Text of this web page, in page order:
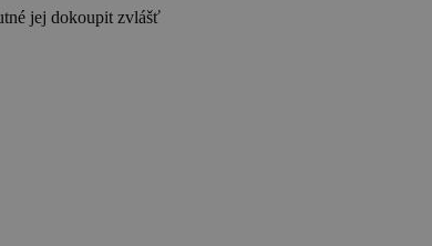
jej dokoupit zvlášť